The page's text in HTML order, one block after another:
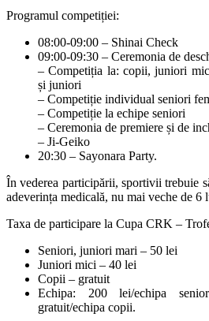
Programul competiției:
08:00-09:00 – Shinai Check
09:00-09:30 – Ceremonia de
– Competiția la: copii, juniori
și juniori
– Competiție individual seniori
– Competiție la echipe seniori
– Ceremonia de premiere și de
– Ji-Geiko
20:30 – Sayonara Party.
În vederea participării, sportivii trebuie
adeverința medicală, nu mai veche de 6
Taxa de participare la Cupa CRK –
Seniori, juniori mari – 50 lei
Juniori mici – 40 lei
Copii – gratuit
Echipa: 200 lei/echipa
gratuit/echipa copii.